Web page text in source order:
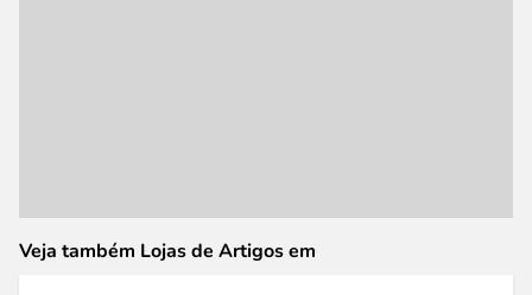
Veja também Lojas de Artigos em